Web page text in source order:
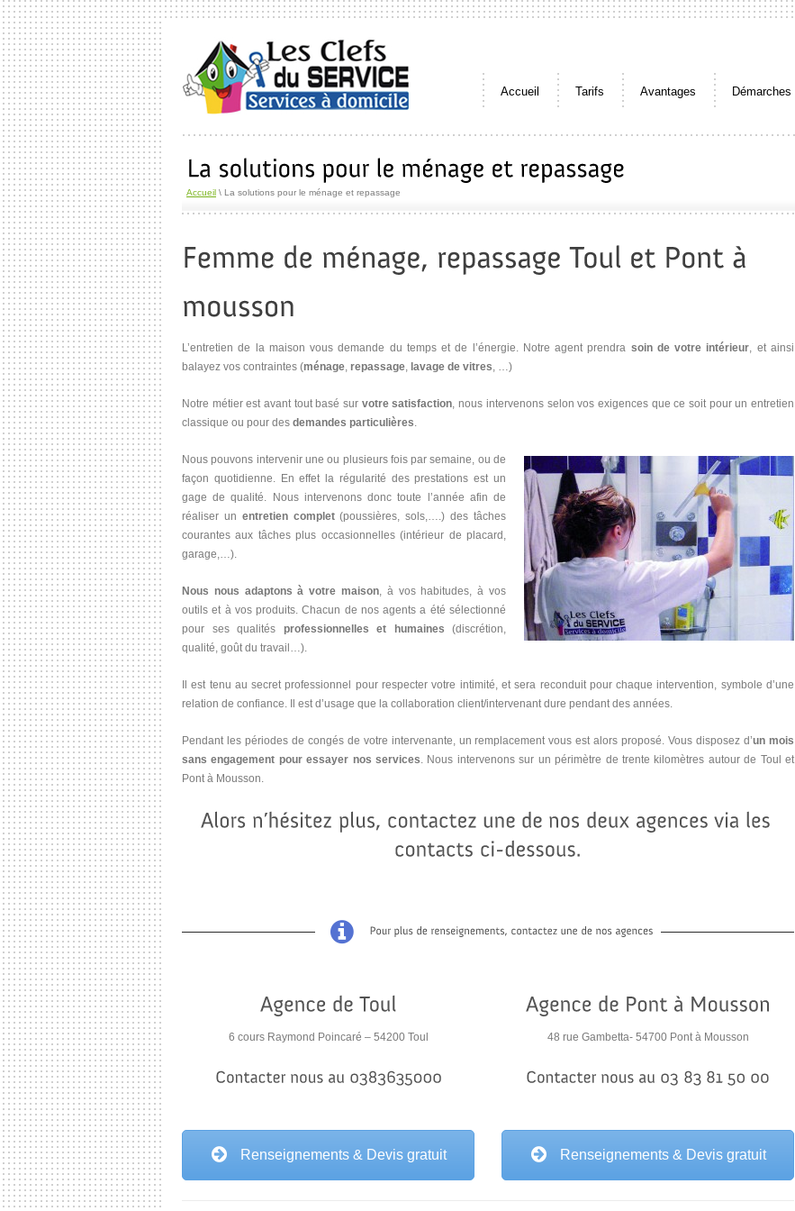
Accueil Tarifs Avantages Démarches
Accueil \ La solutions pour le ménage et repassage
L’entretien de la maison vous demande du temps et de l’énergie. Notre agent prendra soin de votre intérieur , et ainsi
balayez vos contraintes (ménage repassage lavage de vitres , …)
Notre métier est avant tout basé sur votre satisfaction , nous intervenons selon vos exigences que ce soit pour un entretien
classique ou pour des demandes particulières
Nous pouvons intervenir une ou plusieurs fois par semaine, ou de
façon quotidienne. En effet la régularité des prestations est un
gage de qualité. Nous intervenons donc toute l’année afin de
réaliser un entretien complet(poussières, sols,….) des tâches
courantes aux tâches plus occasionnelles (intérieur de placard,
garage,…).
Nous nous adaptons à votre maison , à vos habitudes, à vos
outils et à vos produits. Chacun de nos agents a été sélectionné
pour ses qualités professionnelles et humaines (discrétion,
qualité, goût du travail…).
Il est tenu au secret professionnel pour respecter votre intimité, et sera reconduit pour chaque intervention, symbole d’une
relation de confiance. Il est d’usage que la collaboration client/intervenant dure pendant des années.
Pendant les périodes de congés de votre intervenante, un remplacement vous est alors proposé. Vous disposez d’un mois
sans engagement pour essayer nos services . Nous intervenons sur un périmètre de trente kilomètres autour de Toul et
Pont à Mousson.
6 cours Raymond Poincaré – 54200 Toul
Renseignements & Devis gratuit
48 rue Gambetta- 54700 Pont à Mousson
Renseignements & Devis gratuit